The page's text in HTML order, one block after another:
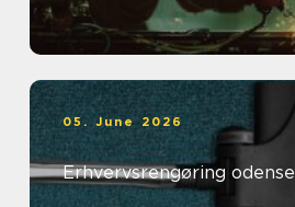
05. June 2026
Erhvervsrengøring odense